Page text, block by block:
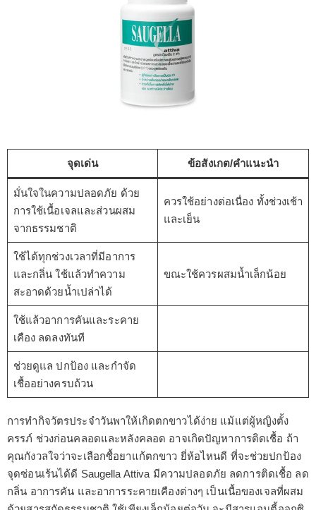
จุดเด่น ข้อสังเกต/คำแนะนำ
มั่นใจในความปลอดภัย ด้วย
การใช้เนื้อเจลและส่วนผสม
จากธรรมชาติ
ควรใช้อย่างต่อเนื่อง ทั้งช่วงเช้า
และเย็น
ใช้ได้ทุกช่วงเวลาที่มีอาการ
และกลิ่น ใช้แล้วทำความ
สะอาดด้วยน้ำเปล่าได้
ขณะใช้ควรผสมน้ำเล็กน้อย
ใช้แล้วอาการคันและระคาย
เคือง ลดลงทันที
ช่วยดูแล ปกป้อง และกำจัด
เชื้ออย่างครบถ้วน
การทำกิจวัตรประจําวันพาให้เกิดตกขาวได้ง่าย แม้แต่ผู้หญิงตั้ง
ครรภ์ ช่วงก่อนคลอดและหลังคลอด อาจเกิดปัญหาการติดเชื้อ ถ้า
คุณกังวลใจว่าจะเลือกซื้อยาแก้ตกขาว ยี่ห้อไหนดี ที่จะช่วยปกป้อง
จุดซ่อนเร้นได้ดี Saugella Attiva มีความปลอดภัย ลดการติดเชื้อ ลด
กลิ่น อาการคัน และอาการระคายเคืองต่างๆ เป็นเนื้อของเจลที่ผสม